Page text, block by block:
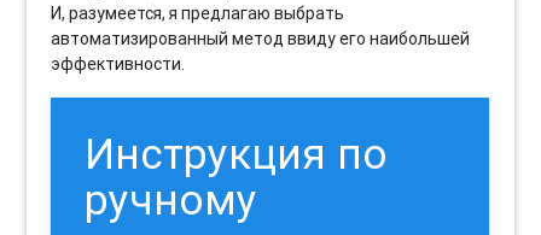
И, разумеется, я предлагаю выбрать
автоматизированный метод ввиду его наибольшей
эффективности.
Инструкция по
ручному